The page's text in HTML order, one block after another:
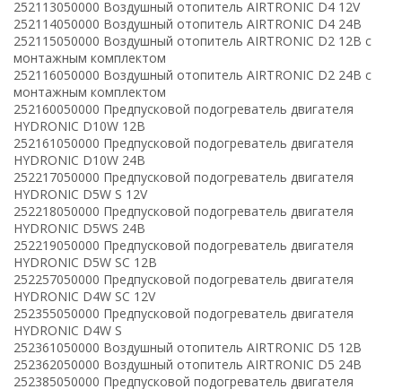
252113050000 Воздушный отопитель AIRTRONIC D4 12V
252114050000 Воздушный отопитель AIRTRONIC D4 24В
252115050000 Воздушный отопитель AIRTRONIC D2 12В с
монтажным комплектом
252116050000 Воздушный отопитель AIRTRONIC D2 24В с
монтажным комплектом
252160050000 Предпусковой подогреватель двигателя
HYDRONIC D10W 12В
252161050000 Предпусковой подогреватель двигателя
HYDRONIC D10W 24В
252217050000 Предпусковой подогреватель двигателя
HYDRONIC D5W S 12V
252218050000 Предпусковой подогреватель двигателя
HYDRONIC D5WS 24B
252219050000 Предпусковой подогреватель двигателя
HYDRONIC D5W SC 12B
252257050000 Предпусковой подогреватель двигателя
HYDRONIC D4W SC 12V
252355050000 Предпусковой подогреватель двигателя
HYDRONIC D4W S
252361050000 Воздушный отопитель AIRTRONIC D5 12B
252362050000 Воздушный отопитель AIRTRONIC D5 24В
252385050000 Предпусковой подогреватель двигателя